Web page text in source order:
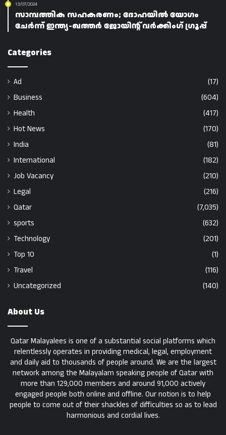
13/07/2024
സാമ്പത്തിക സഹകരണം; ദോഹയിൽ യോഗം
ചേർന്ന് ഇന്ത്യ-ഖത്തർ ജോയിന്റ് വർക്കിംഗ് ഗ്രൂപ്പ്
Categories
Ad
(17)
Business
(604)
Health
(417)
Hot News
(170)
India
(81)
International
(182)
Job Vacancy
(210)
Legal
(216)
Qatar
(7,035)
sports
(632)
Technology
(201)
Top 10
(1)
Travel
(116)
Uncategorized
(140)
About Us
Qatar Malayalees is one of a substantial social platforms which
relentlessly operates in providing medical, legal, employment
and daily aid to thousands of people around. We are the largest
network among the Malayalam speaking people of Qatar with
more than 129,000 members and around 91,000 actively
engaged people both online and offline. Our notion is to help
people to come out of their shackles of difficulties so as to lead
harmonious and cordial lives.